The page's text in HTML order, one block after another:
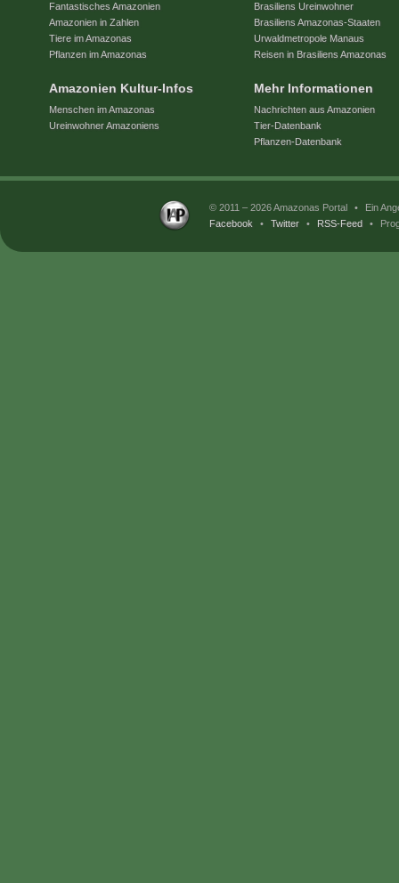
Fantastisches Amazonien
Amazonien in Zahlen
Tiere im Amazonas
Pflanzen im Amazonas
Amazonien Kultur-Infos
Menschen im Amazonas
Ureinwohner Amazoniens
Brasiliens Ureinwohner
Brasiliens Amazonas-Staaten
Urwaldmetropole Manaus
Reisen in Brasiliens Amazonas
Mehr Informationen
Nachrichten aus Amazonien
Tier-Datenbank
Pflanzen-Datenbank
© 2011 – 2026 Amazonas Portal •
Ein
Facebook
• Twitter • RSS-Feed •